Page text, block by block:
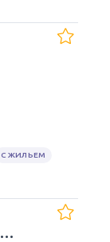
С ЖИЛЬЕМ